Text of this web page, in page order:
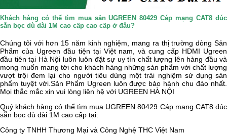
Khách hàng có thể tìm mua sản UGREEN 80429 Cáp mạng CAT8 đúc
sẵn bọc dù dài 1M cao cấp cao cấp ở đâu?
Chúng tôi với hơn 15 năm kinh nghiệm, mang ra thị trường dòng Sản
Phẩm của Ugreen đầu tiện tại Việt nam, và cung cấp HDMI Ugreen
đầu tiên tại Hà Nội luôn luôn đặt sự uy tín chất lượng lên hàng đầu và
mong muốn mang tới cho khách hàng những sản phẩm với chất lượng
vượt trội đem lại cho người tiêu dùng một trải nghiệm sử dụng sản
phẩm tuyệt vời.Sản Phẩm Ugreen luôn được bảo hành chu đáo nhất.
Mọi thắc mắc xin vui lòng liên hệ với UGREEN HÀ NỘI
Quý khách hàng có thể tìm mua UGREEN 80429 Cáp mạng CAT8 đúc
sẵn bọc dù dài 1M cao cấp tại:
Công ty TNHH Thương Mại và Công Nghệ THC Việt Nam